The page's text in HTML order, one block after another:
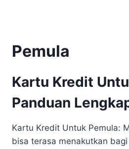
Pemula
Kartu Kredit
Panduan
Kartu Kredit Untuk Pemula:
bisa terasa menakutkan